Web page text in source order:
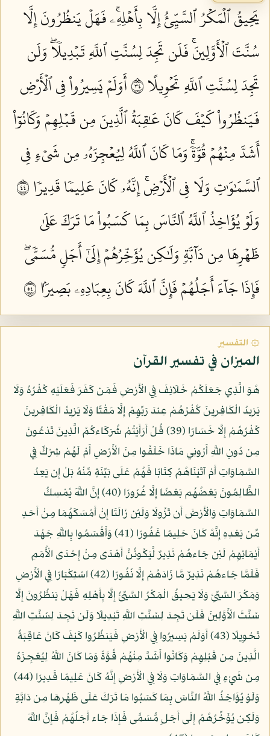
يَحِيقُ ٱلۡمَكۡرُ ٱلسَّيِّئُ إِلَّا بِأَهۡلِهِۦۚ فَهَلۡ يَنظُرُونَ إِلَّا
سُنَّتَ ٱلۡأَوَّلِينَۚ فَلَن تَجِدَ لِسُنَّتِ ٱللَّهِ تَبۡدِيلٗاۖ وَلَن
تَجِدَ لِسُنَّتِ ٱللَّهِ تَحۡوِيلًا ٤٣
أَوَلَمۡ يَسِيرُواْ فِي ٱلۡأَرۡضِ
فَيَنظُرُواْ كَيۡفَ كَانَ عَٰقِبَةُ ٱلَّذِينَ مِن قَبۡلِهِمۡ وَكَانُوٓاْ
أَشَدَّ مِنۡهُمۡ قُوَّةٗۚ وَمَا كَانَ ٱللَّهُ لِيُعۡجِزَهُۥ مِن شَيۡءٖ فِي
ٱلسَّمَٰوَٰتِ وَلَا فِي ٱلۡأَرۡضِۚ إِنَّهُۥ كَانَ عَلِيمٗا قَدِيرٗا ٤٤
وَلَوۡ يُؤَاخِذُ ٱللَّهُ ٱلنَّاسَ بِمَا كَسَبُواْ مَا تَرَكَ عَلَىٰ
ظَهۡرِهَا مِن دَآبَّةٖ وَلَٰكِن يُؤَخِّرُهُمۡ إِلَىٰٓ أَجَلٖ مُّسَمّٗىۖ
فَإِذَا جَآءَ أَجَلُهُمۡ فَإِنَّ ٱللَّهَ كَانَ بِعِبَادِهِۦ بَصِيرَۢا ٤٥
۞ التفسير
الميزان في تفسير القرآن
هُوَ الَّذِي جَعَلَكُمْ خَلَائِفَ فِي الْأَرْضِ فَمَن كَفَرَ فَعَلَيْهِ كُفْرُهُ وَلَا
يَزِيدُ الْكَافِرِينَ كُفْرُهُمْ عِندَ رَبِّهِمْ إِلَّا مَقْتًا وَلَا يَزِيدُ الْكَافِرِينَ
كُفْرُهُمْ إِلَّا خَسَارًا (39) قُلْ أَرَأَيْتُمْ شُرَكَاءكُمُ الَّذِينَ تَدْعُونَ
مِن دُونِ اللَّهِ أَرُونِي مَاذَا خَلَقُوا مِنَ الْأَرْضِ أَمْ لَهُمْ شِرْكٌ فِي
السَّمَاوَاتِ أَمْ آتَيْنَاهُمْ كِتَابًا فَهُمْ عَلَى بَيِّنَةٍ مِّنْهُ بَلْ إِن يَعِدُ
الظَّالِمُونَ بَعْضُهُم بَعْضًا إِلَّا غُرُورًا (40) إِنَّ اللَّهَ يُمْسِكُ
السَّمَاوَاتِ وَالْأَرْضَ أَن تَزُولَا وَلَئِن زَالَتَا إِنْ أَمْسَكَهُمَا مِنْ أَحَدٍ
مِّن بَعْدِهِ إِنَّهُ كَانَ حَلِيمًا غَفُورًا (41) وَأَقْسَمُوا بِاللَّهِ جَهْدَ
أَيْمَانِهِمْ لَئِن جَاءهُمْ نَذِيرٌ لَّيَكُونُنَّ أَهْدَى مِنْ إِحْدَى الْأُمَمِ
فَلَمَّا جَاءهُمْ نَذِيرٌ مَّا زَادَهُمْ إِلَّا نُفُورًا (42) اسْتِكْبَارًا فِي الْأَرْضِ
وَمَكْرَ السَّيِّئِ وَلَا يَحِيقُ الْمَكْرُ السَّيِّئُ إِلَّا بِأَهْلِهِ فَهَلْ يَنظُرُونَ إِلَّا
سُنَّتَ الْأَوَّلِينَ فَلَن تَجِدَ لِسُنَّتِ اللَّهِ تَبْدِيلًا وَلَن تَجِدَ لِسُنَّتِ اللَّهِ
تَحْوِيلًا (43) أَوَلَمْ يَسِيرُوا فِي الْأَرْضِ فَيَنظُرُوا كَيْفَ كَانَ عَاقِبَةُ
الَّذِينَ مِن قَبْلِهِمْ وَكَانُوا أَشَدَّ مِنْهُمْ قُوَّةً وَمَا كَانَ اللَّهُ لِيُعْجِزَهُ
مِن شَيْءٍ فِي السَّمَاوَاتِ وَلَا فِي الْأَرْضِ إِنَّهُ كَانَ عَلِيمًا قَدِيرًا (44)
وَلَوْ يُؤَاخِذُ اللَّهُ النَّاسَ بِمَا كَسَبُوا مَا تَرَكَ عَلَى ظَهْرِهَا مِن دَابَّةٍ
وَلَكِن يُؤَخِّرُهُمْ إِلَى أَجَلٍ مُّسَمًّى فَإِذَا جَاء أَجَلُهُمْ فَإِنَّ اللَّهَ